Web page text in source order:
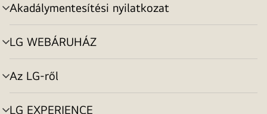
Akadálymentesítési nyilatkozat
menu
toggle
LG WEBÁRUHÁZ
menu
toggle
Az LG-ről
menu
toggle
LG EXPERIENCE